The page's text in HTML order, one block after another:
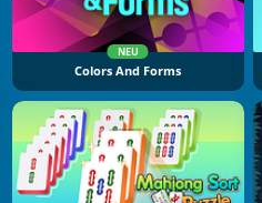
NEU
Colors And Forms